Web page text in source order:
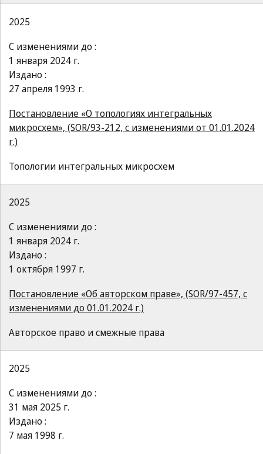
2025
С изменениями до :
1 января 2024 г.
Издано :
27 апреля 1993 г.
Постановление «О топологиях интегральных
микросхем», (SOR/93-212, с изменениями от 01.01.2024
г.)
Топологии интегральных микросхем
2025
С изменениями до :
1 января 2024 г.
Издано :
1 октября 1997 г.
Постановление «Об авторском праве», (SOR/97-457, с
изменениями до 01.01.2024 г.)
Авторское право и смежные права
2025
С изменениями до :
31 мая 2025 г.
Издано :
7 мая 1998 г.